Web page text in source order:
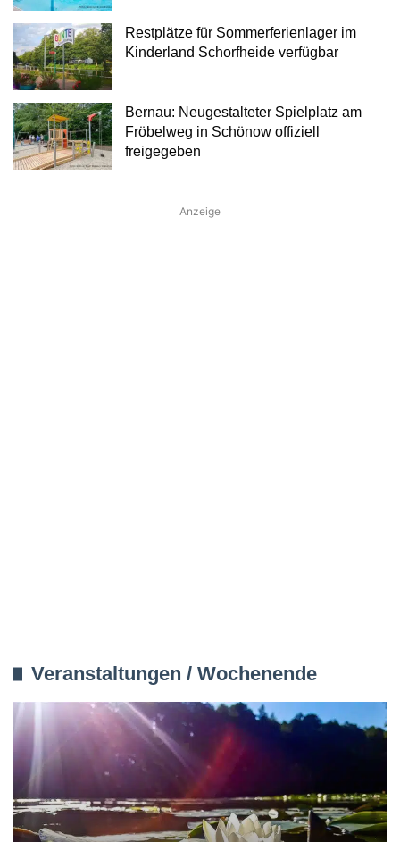
Restplätze für Sommerferienlager im
Kinderland Schorfheide verfügbar
Bernau: Neugestalteter Spielplatz am
Fröbelweg in Schönow offiziell
freigegeben
Anzeige
Veranstaltungen / Wochenende